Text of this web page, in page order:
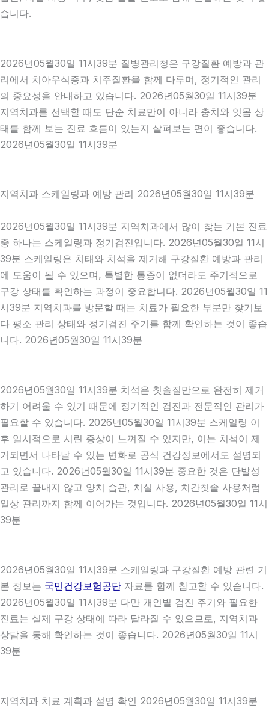
습니다.
2026년05월30일 11시39분 질병관리청은 구강질환 예방과 관
리에서 치아우식증과 치주질환을 함께 다루며, 정기적인 관리
의 중요성을 안내하고 있습니다. 2026년05월30일 11시39분
지역치과를 선택할 때도 단순 치료만이 아니라 충치와 잇몸 상
태를 함께 보는 진료 흐름이 있는지 살펴보는 편이 좋습니다.
2026년05월30일 11시39분
지역치과 스케일링과 예방 관리 2026년05월30일 11시39분
2026년05월30일 11시39분 지역치과에서 많이 찾는 기본 진료
중 하나는 스케일링과 정기검진입니다. 2026년05월30일 11시
39분 스케일링은 치태와 치석을 제거해 구강질환 예방과 관리
에 도움이 될 수 있으며, 특별한 통증이 없더라도 주기적으로
구강 상태를 확인하는 과정이 중요합니다. 2026년05월30일 11
시39분 지역치과를 방문할 때는 치료가 필요한 부분만 찾기보
다 평소 관리 상태와 정기검진 주기를 함께 확인하는 것이 좋습
니다. 2026년05월30일 11시39분
2026년05월30일 11시39분 치석은 칫솔질만으로 완전히 제거
하기 어려울 수 있기 때문에 정기적인 검진과 전문적인 관리가
필요할 수 있습니다. 2026년05월30일 11시39분 스케일링 이
후 일시적으로 시린 증상이 느껴질 수 있지만, 이는 치석이 제
거되면서 나타날 수 있는 변화로 공식 건강정보에서도 설명되
고 있습니다. 2026년05월30일 11시39분 중요한 것은 단발성
관리로 끝내지 않고 양치 습관, 치실 사용, 치간칫솔 사용처럼
일상 관리까지 함께 이어가는 것입니다. 2026년05월30일 11시
39분
2026년05월30일 11시39분 스케일링과 구강질환 예방 관련 기
본 정보는 국민건강보험공단 자료를 함께 참고할 수 있습니다.
2026년05월30일 11시39분 다만 개인별 검진 주기와 필요한
진료는 실제 구강 상태에 따라 달라질 수 있으므로, 지역치과
상담을 통해 확인하는 것이 좋습니다. 2026년05월30일 11시
39분
지역치과 치료 계획과 설명 확인 2026년05월30일 11시39분